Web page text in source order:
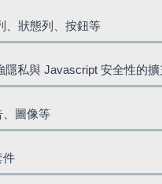
、狀態列、按鈕等
私與 Javascript 安全性的
、圖像等
件